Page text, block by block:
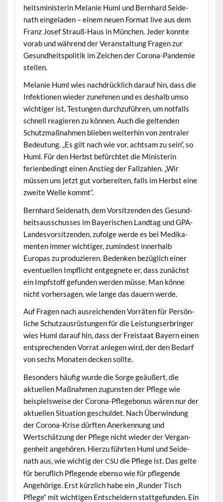
heitsmin­is­terin Melanie Huml und Bern­hard Sei­de­
nath ein­ge­laden – einem neuen For­mat live aus dem
Franz Josef Strauß-Haus in München. Jed­er kon­nte
vor­ab und während der Ver­anstal­tung Fra­gen zur
Gesund­heit­spoli­tik im Zeichen der Coro­na-Pan­demie
stellen.
Melanie Huml wies nach­drück­lich darauf hin, dass die
Infek­tio­nen wieder zunehmen und es deshalb umso
wichtiger ist, Tes­tun­gen durchzuführen, um not­falls
schnell reagieren zu kön­nen. Auch die gel­tenden
Schutz­maß­nah­men blieben weit­er­hin von zen­traler
Bedeu­tung. „Es gilt nach wie vor, acht­sam zu sein“, so
Huml. Für den Herb­st befürchtet die Min­is­terin
ferienbe­d­ingt einen Anstieg der Fal­lzahlen. „Wir
müssen uns jet­zt gut vor­bere­it­en, falls im Herb­st eine
zweite Welle kommt“.
Bern­hard Sei­de­nath, dem Vor­sitzen­den des Gesund­
heit­sauss­chuss­es im Bay­erischen Land­tag und GPA-
Lan­desvor­sitzen­den, zufolge werde es bei Medika­
menten immer wichtiger, zumin­d­est inner­halb
Europas zu pro­duzieren. Bedenken bezüglich ein­er
eventuellen Impflicht ent­geg­nete er, dass zunächst
ein Impf­stoff gefun­den wer­den müsse. Man könne
nicht vorher­sagen, wie lange das dauern werde.
Auf Fra­gen nach aus­re­ichen­den Vor­räten für Per­sön­
liche Schutzaus­rüs­tun­gen für die Leis­tungser­bringer
wies Huml darauf hin, dass der Freis­taat Bay­ern einen
entsprechen­den Vor­rat anle­gen wird, der den Bedarf
von sechs Monat­en deck­en sollte.
Beson­ders häu­fig wurde die Sorge geäußert, die
aktuellen Maß­nah­men zugun­sten der Pflege wie
beispiel­sweise der Coro­na-Pflege­bonus wären nur der
aktuellen Sit­u­a­tion geschuldet. Nach Über­win­dung
der Coro­na-Krise dürften Anerken­nung und
Wertschätzung der Pflege nicht wieder der Ver­gan­
gen­heit ange­hören. Hierzu führten Huml und Sei­de­
nath aus, wie wichtig derCSUdie Pflege ist. Das gelte
für beru­flich Pfle­gende eben­so wie für pfle­gende
Ange­hörige. Erst kür­zlich habe ein „Run­der Tisch
Pflege“ mit wichti­gen Entschei­dern stattge­fun­den. Ein